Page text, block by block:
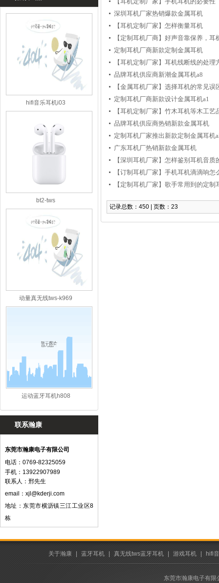
hifi音乐耳机i03
bt2-tws
动量真无线tws-k969
运动蓝牙耳机h808
联系瀚康
东莞市瀚康电子有限公司
电话：0769-82325059
手机：13922907989
联系人：邢先生
email： xjl@kderji.com
地址：东莞市横沥镇三江工业区8
栋
深圳耳机厂家热销爆款金属耳机
【耳机定制厂家】怎样衡量耳机
【定制耳机厂商】好声音靠保养，耳
定制耳机厂商新款定制金属耳机
【耳机定制厂家】耳机线断线的处理
品牌耳机供应商新潮金属耳机a8
【金属耳机厂家】选择耳机的常见误
定制耳机厂商新款设计金属耳机a1
【耳机定制厂家】竹木耳机等木工艺
品牌耳机供应商热销新款金属耳机
定制耳机厂家推出新款定制金属耳机
广东耳机厂热销新款金属耳机
【深圳耳机厂家】怎样鉴别耳机音质
【订制耳机厂家】手机耳机滴滴响怎
【定制耳机厂家】歌手常用到的定制
记录总数：450 | 页数：23
关于瀚康 | 蓝牙耳机 | 真无线tws蓝牙耳机 | 游戏耳机 | hifi
东莞市瀚康电子有限